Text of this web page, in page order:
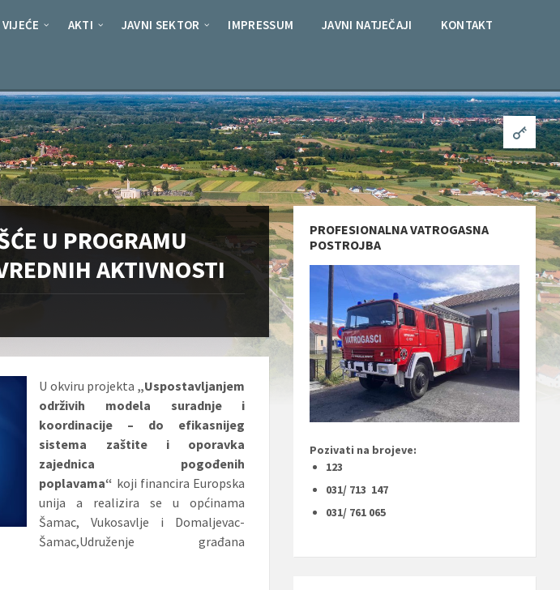
AKTI JAVNI SEKTOR IMPRESSUM JAVNI NATJEČAJI KONTAKT
U PROGRAMU
AKTIVNOSTI
U okviru projekta „Uspostavljanjem
održivih modela suradnje i
koordinacije – do efikasnijeg
sistema zaštite i oporavka
zajednica pogođenih
poplavama“ koji financira Europska
unijaa realizira se u općinama
Šamac, Vukosavlje i Domaljevac-
Šamac,Udruženje građana
PROFESIONALNA VATROGASNA
POSTROJBA
Pozivati na brojeve:
123
031/ 713 147
031/ 761 065